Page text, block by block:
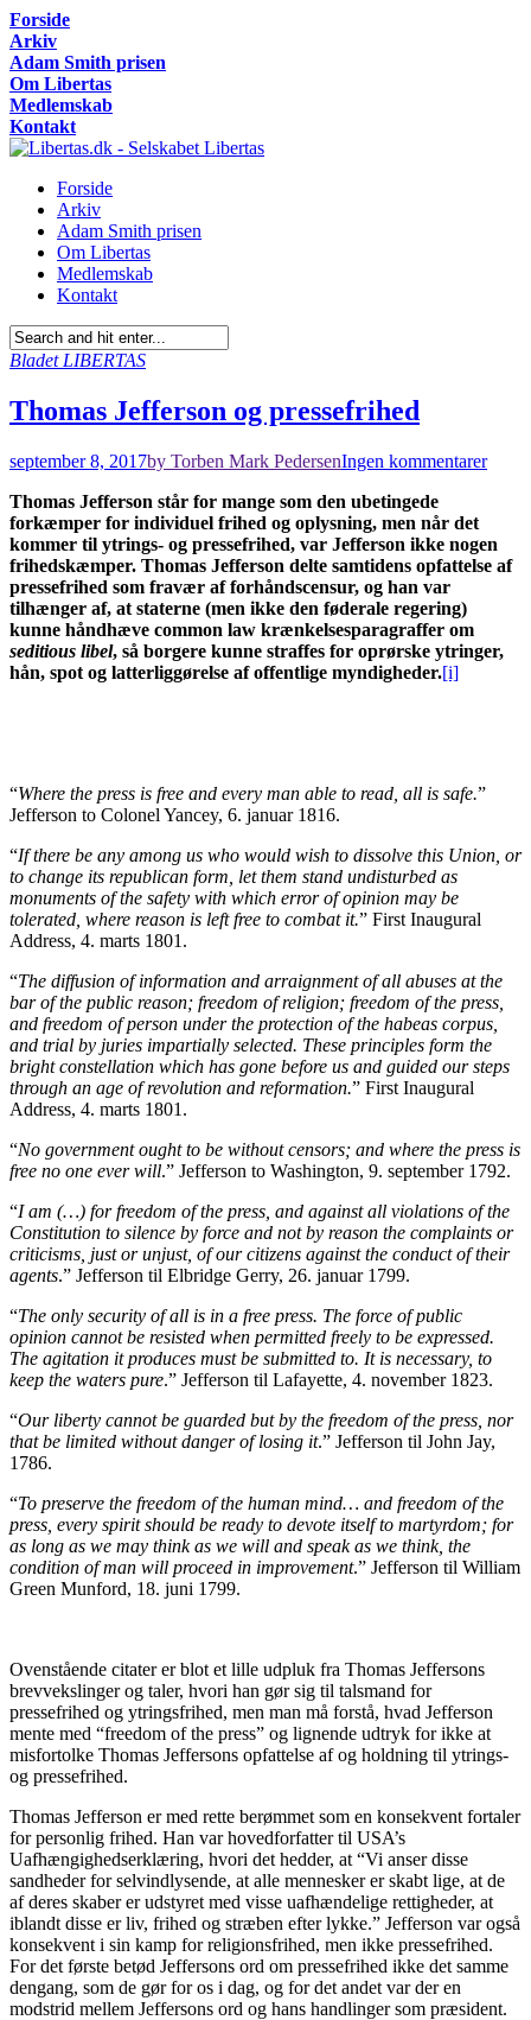
Forside
Arkiv
Adam Smith prisen
Om Libertas
Medlemskab
Kontakt
Forside
Arkiv
Adam Smith prisen
Om Libertas
Medlemskab
Kontakt
Bladet LIBERTAS
Thomas Jefferson og pressefrihed
september 8, 2017by Torben Mark PedersenIngen kommentarer
Thomas Jefferson står for mange som den ubetingede
forkæmper for individuel frihed og oplysning, men når det
kommer til ytrings- og pressefrihed, var Jefferson ikke nogen
frihedskæmper. Thomas Jefferson delte samtidens opfattelse af
pressefrihed som fravær af forhåndscensur, og han var
tilhænger af, at staterne (men ikke den føderale regering)
kunne håndhæve common law krænkelsesparagraffer om
seditious libel, så borgere kunne straffes for oprørske ytringer,
hån, spot og latterliggørelse af offentlige myndigheder.[i]
“Where the press is free and every man able to read, all is safe.”
Jefferson to Colonel Yancey, 6. januar 1816.
“If there be any among us who would wish to dissolve this Union, or
to change its republican form, let them stand undisturbed as
monuments of the safety with which error of opinion may be
tolerated, where reason is left free to combat it.” First Inaugural
Address, 4. marts 1801.
“The diffusion of information and arraignment of all abuses at the
bar of the public reason; freedom of religion; freedom of the press,
and freedom of person under the protection of the habeas corpus,
and trial by juries impartially selected. These principles form the
bright constellation which has gone before us and guided our steps
through an age of revolution and reformation.” First Inaugural
Address, 4. marts 1801.
“No government ought to be without censors; and where the press is
free no one ever will.” Jefferson to Washington, 9. september 1792.
“I am (…) for freedom of the press, and against all violations of the
Constitution to silence by force and not by reason the complaints or
criticisms, just or unjust, of our citizens against the conduct of their
agents.” Jefferson til Elbridge Gerry, 26. januar 1799.
“The only security of all is in a free press. The force of public
opinion cannot be resisted when permitted freely to be expressed.
The agitation it produces must be submitted to. It is necessary, to
keep the waters pure.” Jefferson til Lafayette, 4. november 1823.
“Our liberty cannot be guarded but by the freedom of the press, nor
that be limited without danger of losing it.” Jefferson til John Jay,
1786.
“To preserve the freedom of the human mind… and freedom of the
press, every spirit should be ready to devote itself to martyrdom; for
as long as we may think as we will and speak as we think, the
condition of man will proceed in improvement.” Jefferson til William
Green Munford, 18. juni 1799.
Ovenstående citater er blot et lille udpluk fra Thomas Jeffersons
brevvekslinger og taler, hvori han gør sig til talsmand for
pressefrihed og ytringsfrihed, men man må forstå, hvad Jefferson
mente med “freedom of the press” og lignende udtryk for ikke at
misfortolke Thomas Jeffersons opfattelse af og holdning til ytrings-
og pressefrihed.
Thomas Jefferson er med rette berømmet som en konsekvent fortaler
for personlig frihed. Han var hovedforfatter til USA’s
Uafhængighedserklæring, hvori det hedder, at “Vi anser disse
sandheder for selvindlysende, at alle mennesker er skabt lige, at de
af deres skaber er udstyret med visse uafhændelige rettigheder, at
iblandt disse er liv, frihed og stræben efter lykke.” Jefferson var også
konsekvent i sin kamp for religionsfrihed, men ikke pressefrihed.
For det første betød Jeffersons ord om pressefrihed ikke det samme
dengang, som de gør for os i dag, og for det andet var der en
modstrid mellem Jeffersons ord og hans handlinger som præsident.